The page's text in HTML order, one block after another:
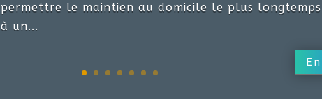
permettre le maintien au domicile le plus
à un...